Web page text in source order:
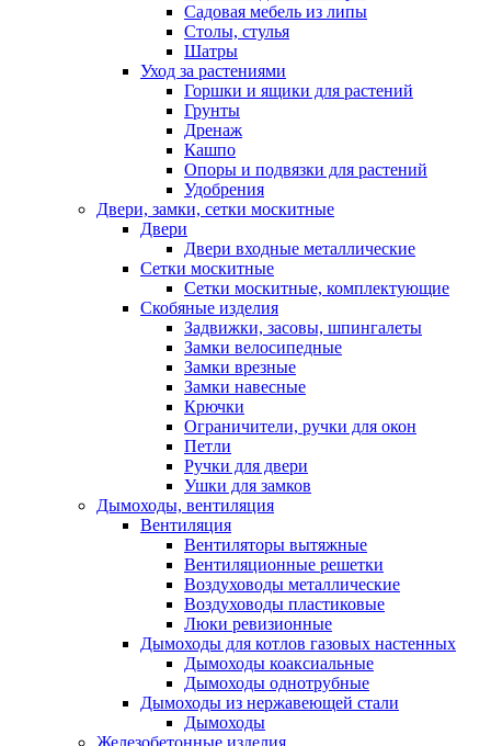
Садовая мебель из липы
Столы, стулья
Шатры
Уход за растениями
Горшки и ящики для растений
Грунты
Дренаж
Кашпо
Опоры и подвязки для растений
Удобрения
Двери, замки, сетки москитные
Двери
Двери входные металлические
Сетки москитные
Сетки москитные, комплектующие
Скобяные изделия
Задвижки, засовы, шпингалеты
Замки велосипедные
Замки врезные
Замки навесные
Крючки
Ограничители, ручки для окон
Петли
Ручки для двери
Ушки для замков
Дымоходы, вентиляция
Вентиляция
Вентиляторы вытяжные
Вентиляционные решетки
Воздуховоды металлические
Воздуховоды пластиковые
Люки ревизионные
Дымоходы для котлов газовых настенных
Дымоходы коаксиальные
Дымоходы однотрубные
Дымоходы из нержавеющей стали
Дымоходы
Железобетонные изделия